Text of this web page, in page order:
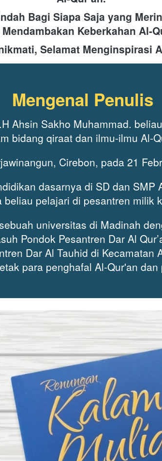
Bagi Siapa Saja yang
Keberkahan Al-
Selamat Menginspirasi
Mengenal Penulis
Ahsin Sakho Muhammad.
bidang qiraat dan ilmu-ilmu Al-
Cirebon, pada 21
dasarnya di SD dan SMP
beliau pelajari di pesantren milik
universitas di Madinah
Pondok Pesantren Dar Al
Dar Al Tauhid di Kecamatan
para penghafal Al-Qur'an dan